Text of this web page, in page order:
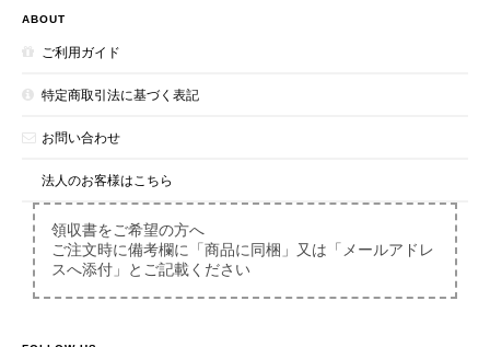
心より有難く存じます。 これからも、皆様に喜んで
今後ともどうぞよろしくお願いいたします。 ハニー
～マヌカハニーの保湿力～マヌカハニーリップケア
ABOUT
ご利用ガイド
特定商取引法に基づく表記
お問い合わせ
法人のお客様はこちら
領収書をご希望の方へ
ご注文時に備考欄に「商品に同梱」又は「メールアドレ
スへ添付」とご記載ください